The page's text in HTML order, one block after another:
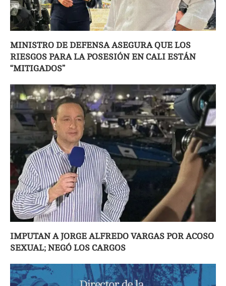
MINISTRO DE DEFENSA ASEGURA QUE LOS
RIESGOS PARA LA POSESIÓN EN CALI ESTÁN
“MITIGADOS”
IMPUTAN A JORGE ALFREDO VARGAS POR ACOSO
SEXUAL; NEGÓ LOS CARGOS